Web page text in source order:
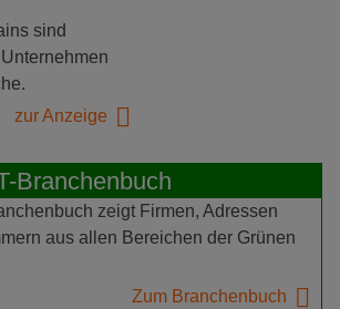
sind
zur Anzeige
Branchenbuch
zeigt Firmen, Adressen
aus allen Bereichen der Grünen
Zum Branchenbuch